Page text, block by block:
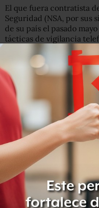
El que fuera contratista
Seguridad (NSA, por sus
de su país el pasado
tácticas de vigilancia
Actualmente se
tempora.
El rector es el
Snowden sustitiuye en el
Demócratas Liberales,